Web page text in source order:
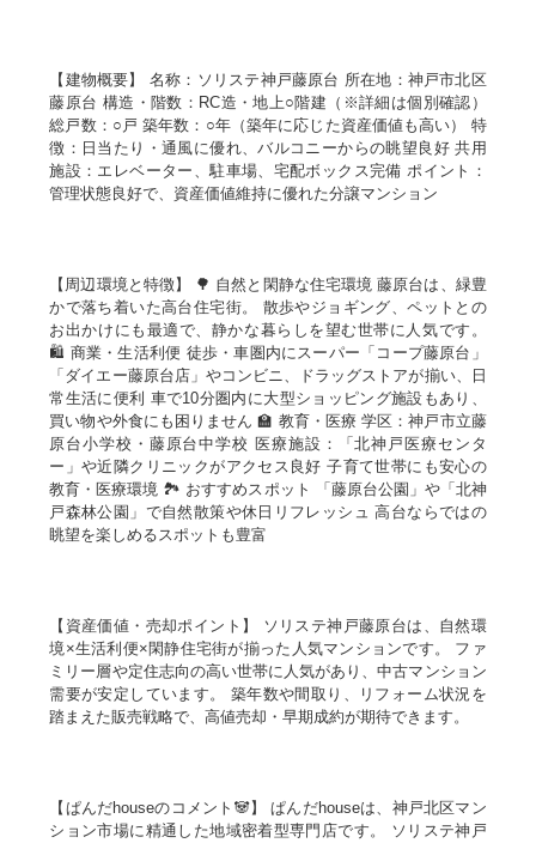
【建物概要】 名称：ソリステ神戸藤原台 所在地：神戸市北区
藤原台 構造・階数：RC造・地上○階建（※詳細は個別確認）
総戸数：○戸 築年数：○年（築年に応じた資産価値も高い） 特
徴：日当たり・通風に優れ、バルコニーからの眺望良好 共用
施設：エレベーター、駐車場、宅配ボックス完備 ポイント：
管理状態良好で、資産価値維持に優れた分譲マンション
【周辺環境と特徴】 🌳 自然と閑静な住宅環境 藤原台は、緑豊
かで落ち着いた高台住宅街。 散歩やジョギング、ペットとの
お出かけにも最適で、静かな暮らしを望む世帯に人気です。
🛍️ 商業・生活利便 徒歩・車圏内にスーパー「コープ藤原台」
「ダイエー藤原台店」やコンビニ、ドラッグストアが揃い、日
常生活に便利 車で10分圏内に大型ショッピング施設もあり、
買い物や外食にも困りません 🏫 教育・医療 学区：神戸市立藤
原台小学校・藤原台中学校 医療施設：「北神戸医療センタ
ー」や近隣クリニックがアクセス良好 子育て世帯にも安心の
教育・医療環境 🏞️ おすすめスポット 「藤原台公園」や「北神
戸森林公園」で自然散策や休日リフレッシュ 高台ならではの
眺望を楽しめるスポットも豊富
【資産価値・売却ポイント】 ソリステ神戸藤原台は、自然環
境×生活利便×閑静住宅街が揃った人気マンションです。 ファ
ミリー層や定住志向の高い世帯に人気があり、中古マンション
需要が安定しています。 築年数や間取り、リフォーム状況を
踏まえた販売戦略で、高値売却・早期成約が期待できます。
【ぱんだhouseのコメント🐼】 ぱんだhouseは、神戸北区マン
ション市場に精通した地域密着型専門店です。 ソリステ神戸